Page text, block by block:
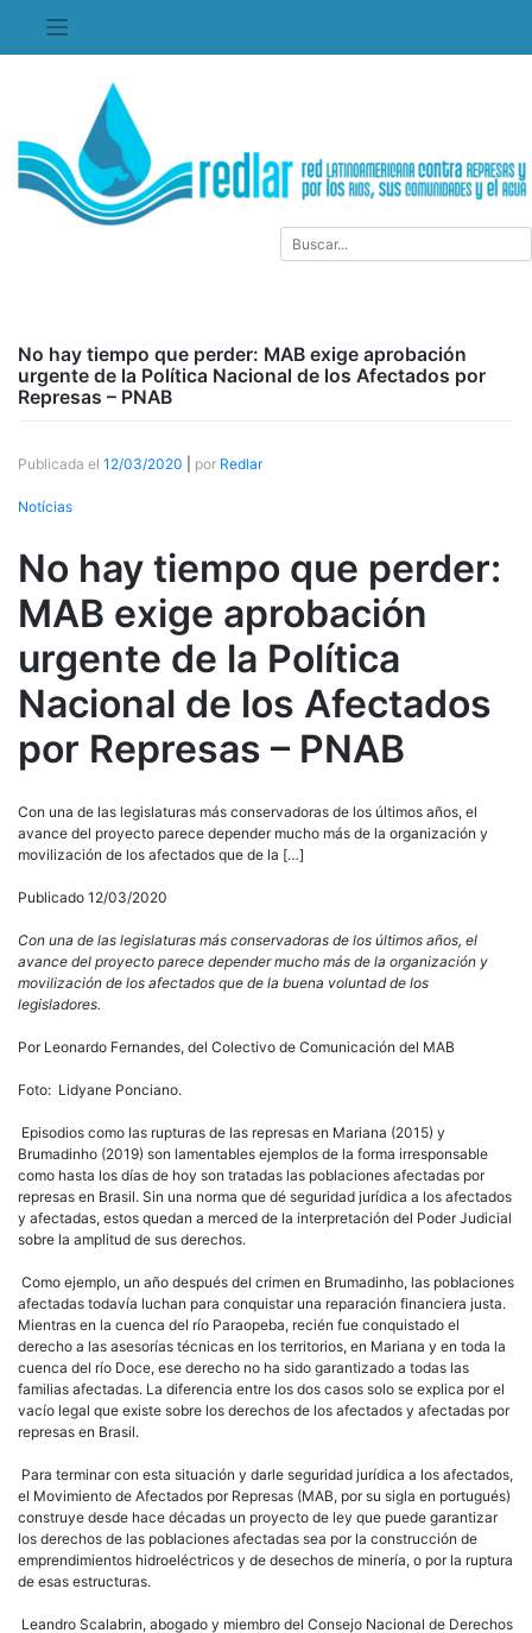
contenido
No hay tiempo que perder: MAB exige aprobación
urgente de la Política Nacional de los Afectados por
Represas – PNAB
Publicada el 12/03/2020 por Redlar
Notícias
No hay tiempo que perder:
MAB exige aprobación
urgente de la Política
Nacional de los Afectados
por Represas – PNAB
Con una de las legislaturas más conservadoras de los últimos años, el
avance del proyecto parece depender mucho más de la organización y
movilización de los afectados que de la […]
Publicado 12/03/2020
Con una de las legislaturas más conservadoras de los últimos años, el
avance del proyecto parece depender mucho más de la organización y
movilización de los afectados que de la buena voluntad de los
legisladores.
Por Leonardo Fernandes, del Colectivo de Comunicación del MAB
Foto: Lidyane Ponciano.
Episodios como las rupturas de las represas en Mariana (2015) y
Brumadinho (2019) son lamentables ejemplos de la forma irresponsable
como hasta los días de hoy son tratadas las poblaciones afectadas por
represas en Brasil. Sin una norma que dé seguridad jurídica a los afectados
y afectadas, estos quedan a merced de la interpretación del Poder Judicial
sobre la amplitud de sus derechos.
Como ejemplo, un año después del crimen en Brumadinho, las poblaciones
afectadas todavía luchan para conquistar una reparación financiera justa.
Mientras en la cuenca del río Paraopeba, recién fue conquistado el
derecho a las asesorías técnicas en los territorios, en Mariana y en toda la
cuenca del río Doce, ese derecho no ha sido garantizado a todas las
familias afectadas. La diferencia entre los dos casos solo se explica por el
vacío legal que existe sobre los derechos de los afectados y afectadas por
represas en Brasil.
Para terminar con esta situación y darle seguridad jurídica a los afectados,
el Movimiento de Afectados por Represas (MAB, por su sigla en portugués)
construye desde hace décadas un proyecto de ley que puede garantizar
los derechos de las poblaciones afectadas sea por la construcción de
emprendimientos hidroeléctricos y de desechos de minería, o por la ruptura
de esas estructuras.
Leandro Scalabrin, abogado y miembro del Consejo Nacional de Derechos